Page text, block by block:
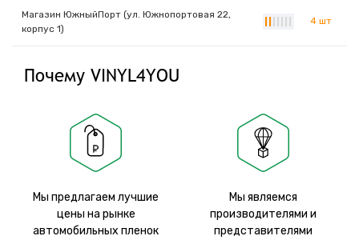
Магазин ЮжныйПорт (ул. Южнопортовая 22,
корпус 1)
4 шт
Почему VINYL4YOU
Мы предлагаем лучшие
цены на рынке
автомобильных пленок
Мы являемся
производителями и
представителями